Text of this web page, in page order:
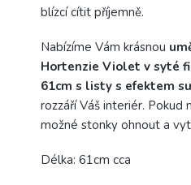
blízcí cítit příjemně.
Nabízíme Vám krásnou
Hortenzie Violet v syté
61cm s listy s efektem
rozzáří Váš interiér. Pokud
možné stonky ohnout a
Délka: 61cm cca